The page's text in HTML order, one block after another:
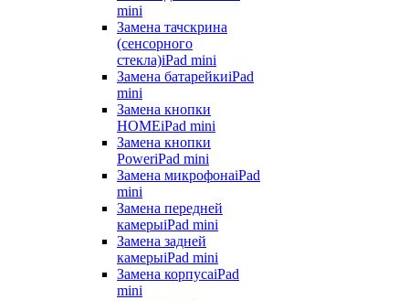
mini
Замена тачскрина
(сенсорного
стекла)iPad mini
Замена батарейкиiPad
mini
Замена кнопки
HOMEiPad mini
Замена кнопки
PoweriPad mini
Замена микрофонаiPad
mini
Замена передней
камерыiPad mini
Замена задней
камерыiPad mini
Замена корпусаiPad
mini